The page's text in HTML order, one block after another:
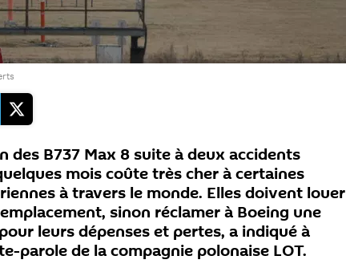
des B737 Max 8 suite à deux accidents
mois coûte très cher à certaines
à travers le monde. Elles doivent louer
sinon réclamer à Boeing une
leurs dépenses et pertes, a indiqué à
parole de la compagnie polonaise LOT.